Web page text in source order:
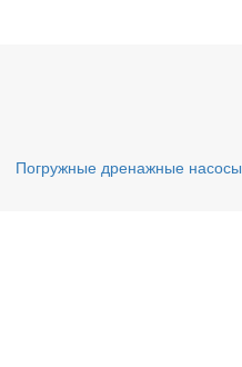
Погружные дренажные насосы